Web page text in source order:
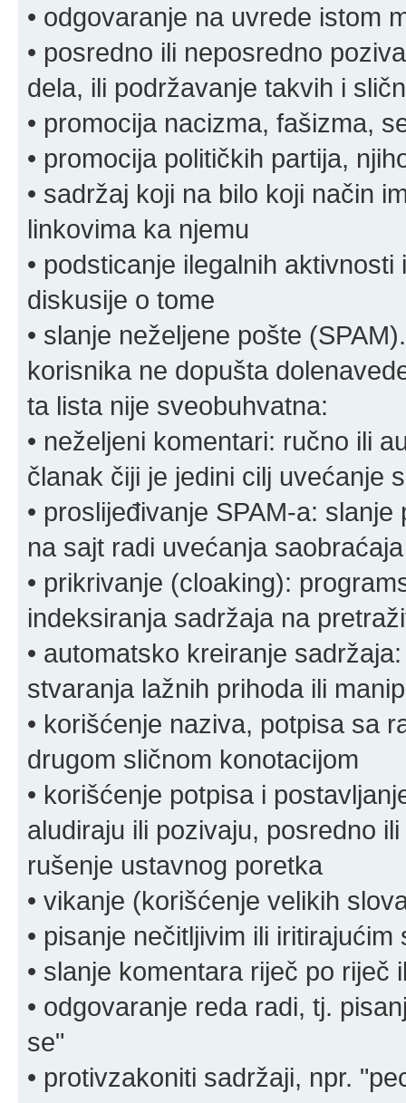
• odgovaranje na uvrede istom
• posredno ili neposredno
dela, ili podržavanje takvih i
• promocija nacizma, fašizma,
• promocija političkih partija,
• sadržaj koji na bilo koji način
linkovima ka njemu
• podsticanje ilegalnih
diskusije o tome
• slanje neželjene pošte
korisnika ne dopušta
ta lista nije sveobuhvatna:
• neželjeni komentari: ručno ili
članak čiji je jedini cilj uvećanje
• proslijeđivanje SPAM-a:
na sajt radi uvećanja
• prikrivanje (cloaking):
indeksiranja sadržaja na
• automatsko kreiranje
stvaranja lažnih prihoda ili
• korišćenje naziva, potpisa sa
drugom sličnom konotacijom
• korišćenje potpisa i
aludiraju ili pozivaju, posredno
rušenje ustavnog poretka
• vikanje (korišćenje velikih
• pisanje nečitljivim ili iritirajućim
• slanje komentara riječ po riječ
• odgovaranje reda radi, tj.
se"
• protivzakoniti sadržaji, npr.